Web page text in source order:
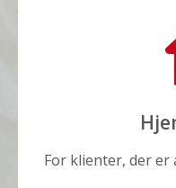
For klienter, der er